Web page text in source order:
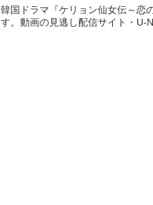
韓国ドラマ『ケリョン仙女伝～恋
す。動画の見逃し配信サイト・U-